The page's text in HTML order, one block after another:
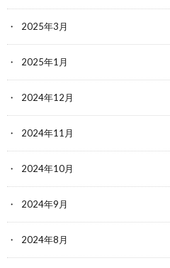
2025年3月
2025年1月
2024年12月
2024年11月
2024年10月
2024年9月
2024年8月